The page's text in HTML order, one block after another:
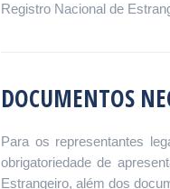
Registro Nacional de
DOCUMENTOS
Para os representantes
obrigatoriedade de
Estrangeiro, além dos